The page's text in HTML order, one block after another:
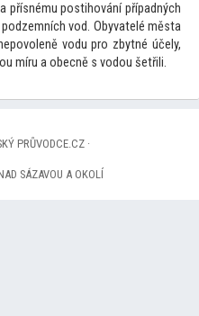
přísnému postihování případných
vod. Obyvatelé města
vodu pro zbytné účely,
míru a obecně s vodou šetřili.
PRŮVODCE.CZ ·
SÁZAVOU A OKOLÍ